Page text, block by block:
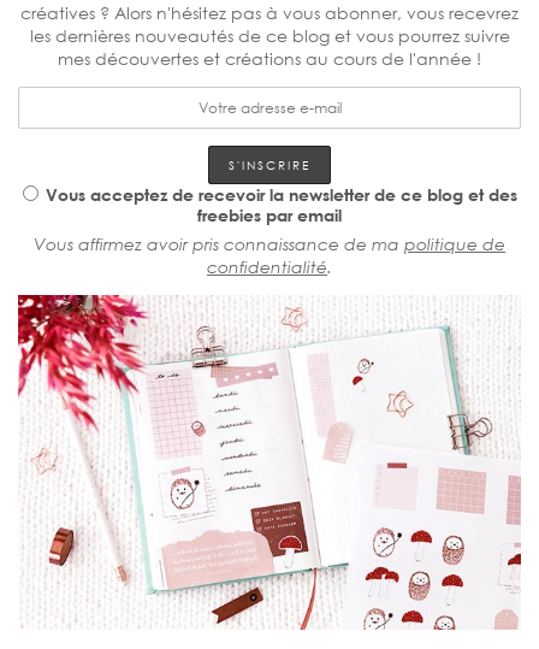
créatives ? Alors n'hésitez pas à vous abonner, vous recevrez
les dernières nouveautés de ce blog et vous pourrez suivre
mes découvertes et créations au cours de l'année !
Vous acceptez de recevoir la newsletter de ce blog et des
freebies par email
Vous affirmez avoir pris connaissance de ma politique de
confidentialité.